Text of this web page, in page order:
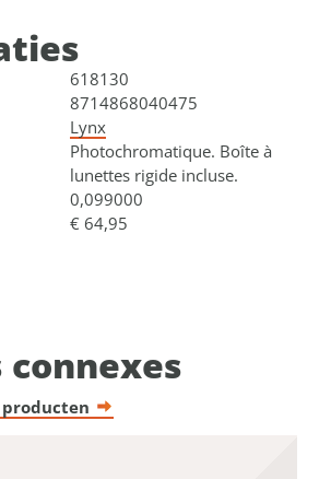
618130
8714868040475
Lynx
Photochromatique. Boîte à
lunettes rigide incluse.
0,099000
€ 64,95